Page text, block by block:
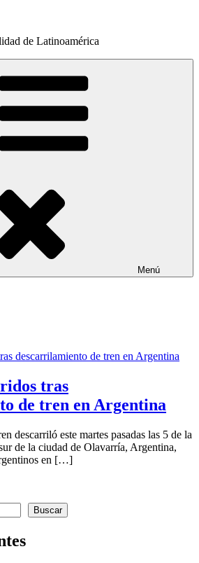
de Latinoamérica
Menú
tras
de tren en Argentina
descarriló este martes pasadas las 5 de la
de la ciudad de Olavarría, Argentina,
en […]
Buscar